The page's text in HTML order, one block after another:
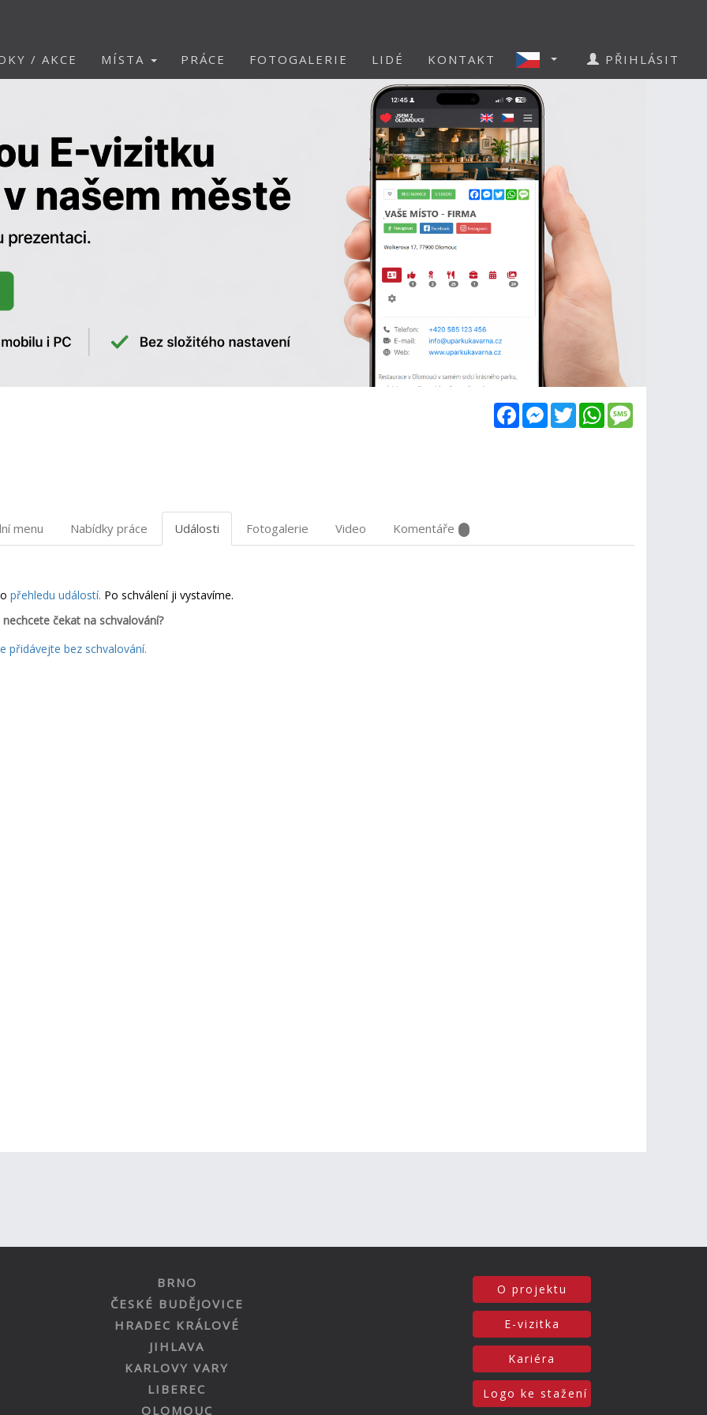
/ AKCE MÍSTA PRÁCE FOTOGALERIE LIDÉ KONTAKT PŘIHLÁSIT
FacebookMessenger
TwitterWhatsApp
menu Nabídky práce Události Fotogalerie Video Komentáře
přehledu událostí. Po schválení ji vystavíme.
čekat na schvalování?
přidávejte bez schvalování.
BRNO
ČESKÉ BUDĚJOVICE
HRADEC KRÁLOVÉ
JIHLAVA
KARLOVY VARY
LIBEREC
OLOMOUC
O projektu
E-vizitka
Kariéra
Logo ke stažení